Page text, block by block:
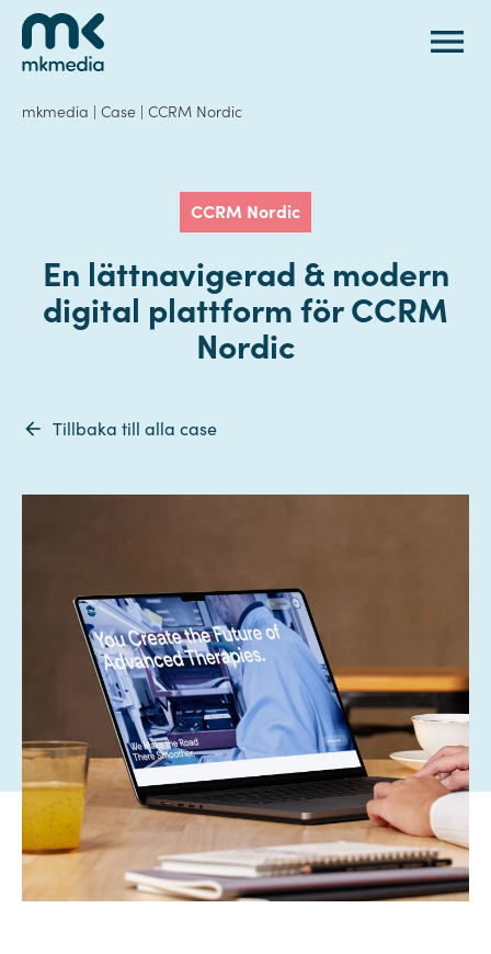
Gå till innehåll
mkmedia | Case | CCRM Nordic
CCRM Nordic
En lättnavigerad & modern
digital plattform för CCRM
Nordic
Tillbaka till alla case